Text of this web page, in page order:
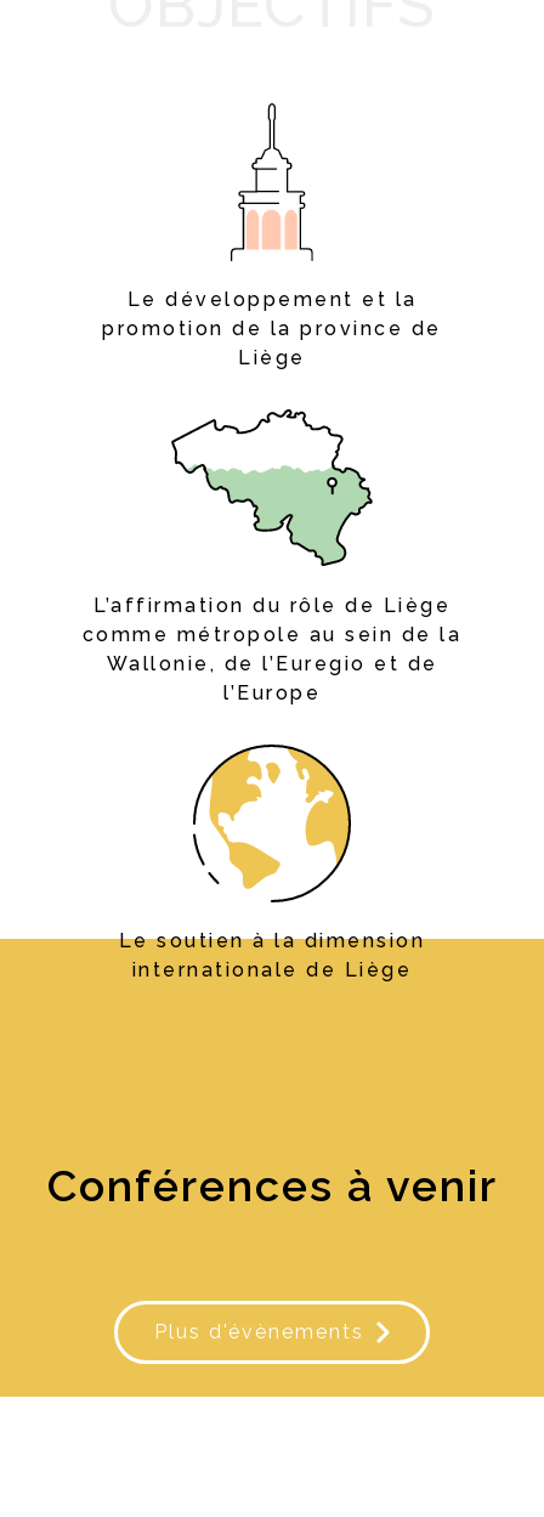
Le développement et la
promotion de la province de
Liège
L’affirmation du rôle de Liège
comme métropole au sein de la
Wallonie, de l’Euregio et de
l’Europe
Le soutien à la dimension
internationale de Liège
Conférences à venir
Plus d'évènements